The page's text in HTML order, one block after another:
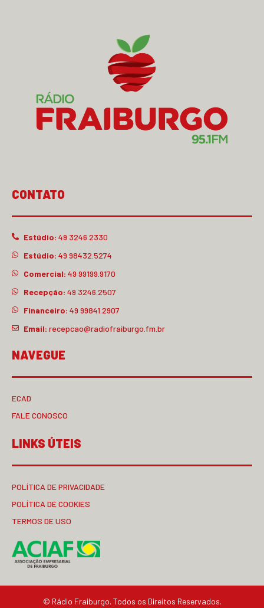
CONTATO
Estúdio: 49 3246.2330
Estúdio: 49 98432.5274
Comercial: 49 99199.9170
Recepção: 49 3246.2507
Financeiro: 49 99841.2907
Email: recepcao@radiofraiburgo.fm.br
NAVEGUE
ECAD
FALE CONOSCO
LINKS ÚTEIS
POLÍTICA DE PRIVACIDADE
POLÍTICA DE COOKIES
TERMOS DE USO
© Rádio Fraiburgo. Todos os Direitos Reservados.